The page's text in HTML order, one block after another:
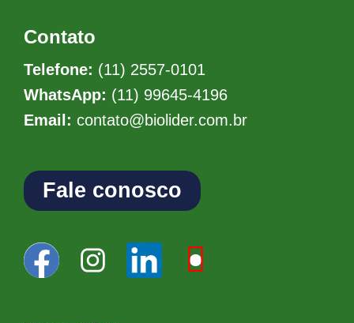
Contato
Telefone: (11) 2557-0101
WhatsApp: (11) 99645-4196
Email: contato@biolider.com.br
Fale conosco